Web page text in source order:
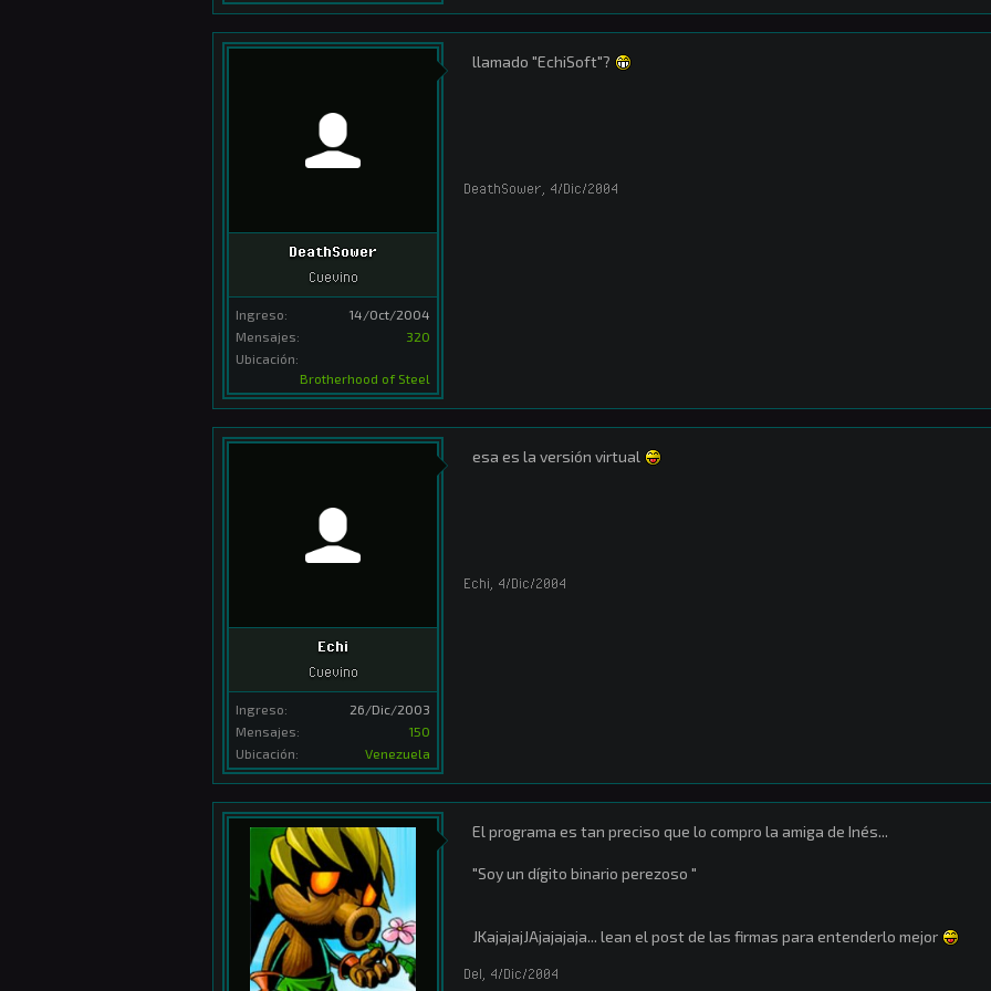
DeathSower
Cuevino
Ingreso:
14/Oct/2004
Mensajes:
320
Ubicación:
Brotherhood of Steel
llamado "EchiSoft"?
DeathSower 4/Dic/2004
Echi
Cuevino
Ingreso:
26/Dic/2003
Mensajes:
150
Ubicación:
Venezuela
esa es la versión virtual
Echi 4/Dic/2004
El programa es tan preciso que lo compro la amiga de Inés...
"Soy un dígito binario perezoso "
JKajajajJAjajajaja... lean el post de las firmas para entenderlo mejor
Del 4/Dic/2004